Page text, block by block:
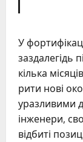
У
заздалегідь
кілька
рити нові
уразливими
інженери,
відбиті